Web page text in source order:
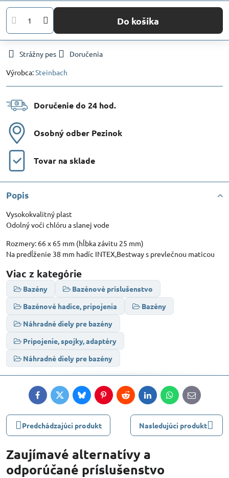
Do košíka
Strážny pes
Doručenia
Výrobca:Steinbach
Doručenie do 24 hod​.
Osobný odber Pezinok
Tovar na sklade
Popis
Vysokokvalitný plast
Odolný voči chlóru a slanej vode
Rozmery: 66 x 65 mm (hĺbka závitu 25 mm)
Na predĺženie 38 mm hadíc INTEX,Bestway s prevlečnou maticou
Viac z kategórie
Bazény
Bazénové príslušenstvo
Bazénové hadice, pripojenia
Bazény
Náhradné diely pre bazény
Pripojenie, spojky, adaptéry
Náhradné diely pre bazény
FacebookTwitterBlueskyPinterestRedditLinkedInWhatsApp
E-
mail
Predchádzajúci produkt Nasledujúci produkt
Zaujímavé alternatívy a
odporúčané príslušenstvo